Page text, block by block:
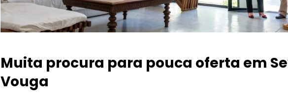
Muita procura para pouca oferta em
Vouga